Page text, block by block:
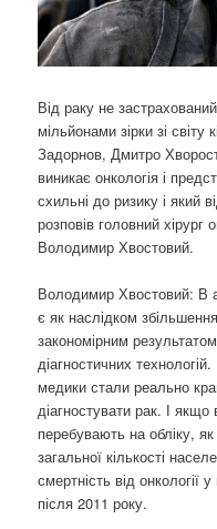
Від раку не
мільйонами зірки зі
Задорнов, Дмитро
виникає онкологія і
схильні до ризику і який
розповів головний хірург
Володимир Хвостовий.
Володимир Хвостовий: В
є як наслідком
закономірним
діагностичних
медики стали реально
діагностувати рак. І якщо
перебувають на обліку,
загальної кількості
смертність від
після 2011 року.